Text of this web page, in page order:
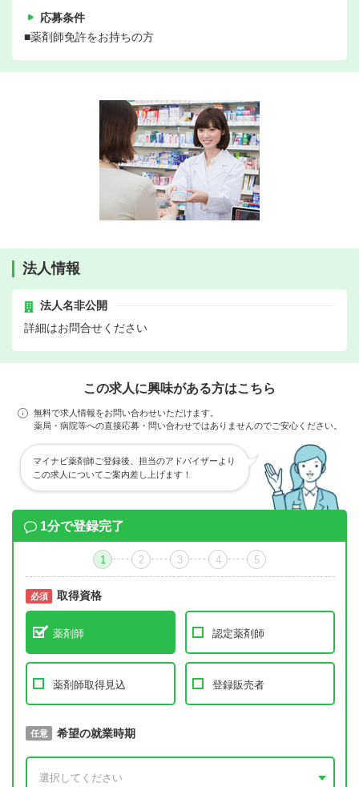
応募条件
■薬剤師免許をお持ちの方
法人情報
法人名非公開
詳細はお問合せください
この求人に興味がある方はこちら
無料で求人情報をお問い合わせいただけます。
薬局・病院等への直接応募・問い合わせではありませんのでご安心ください。
マイナビ薬剤師ご登録後、担当のアドバイザーより
この求人についてご案内差し上げます！
1分で登録完了
1 2 3 4 5
必須 取得資格
薬剤師 認定薬剤師
薬剤師取得見込 登録販売者
必須 取得予定年
任意 希望の就業時期